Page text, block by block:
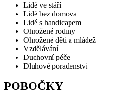
Lidé ve stáří
Lidé bez domova
Lidé s handicapem
Ohrožené rodiny
Ohrožené děti a mládež
Vzdělávání
Duchovní péče
Dluhové poradenství
POBOČKY